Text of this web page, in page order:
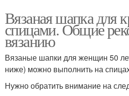
Вязаная шапка для
спицами. Общие
вязанию
Вязаные шапки для женщин 50
ниже) можно выполнить на
Нужно обратить внимание на